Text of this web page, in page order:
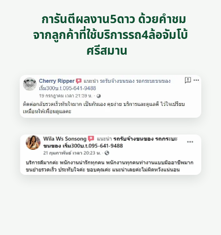
การันตีผลงาน5ดาว ด้วยคำชม
จากลูกค้าที่ใช้บริการรถ4ล้อจัมโบ้
ศรีสมาน